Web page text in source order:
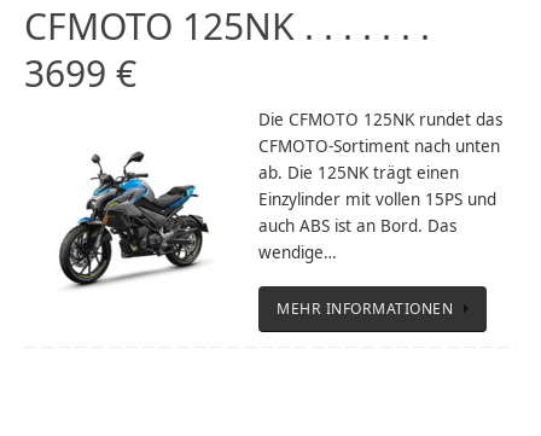
CFMOTO 125NK . . . . . . .
3699 €
Die CFMOTO 125NK rundet das
CFMOTO-Sortiment nach unten
ab. Die 125NK trägt einen
Einzylinder mit vollen 15PS und
auch ABS ist an Bord. Das
wendige…
MEHR INFORMATIONEN